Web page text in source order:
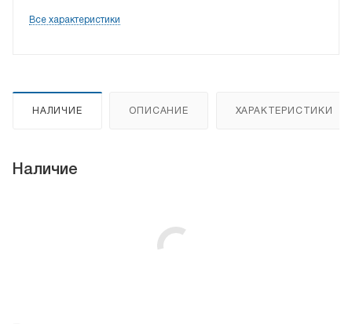
Все характеристики
НАЛИЧИЕ ОПИСАНИЕ ХАРАКТЕРИСТИКИ
Наличие